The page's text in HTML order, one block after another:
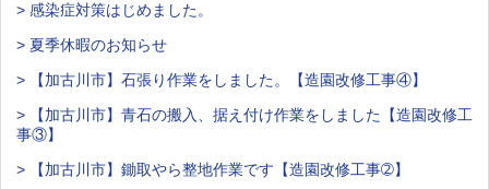
> 感染症対策はじめました。
> 夏季休暇のお知らせ
> 【加古川市】石張り作業をしました。【造園改修工事④】
> 【加古川市】青石の搬入、据え付け作業をしました【造園改修工
事③】
> 【加古川市】鋤取やら整地作業です【造園改修工事➁】